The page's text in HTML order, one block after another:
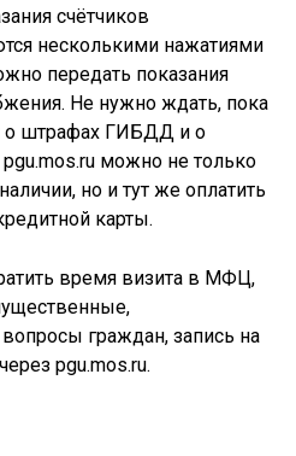
счётчиков
несколькими нажатиями
передать показания
Не нужно ждать, пока
о штрафах ГИБДД и о
pgu.mos.ru можно не только
но и тут же оплатить
карты.
время визита в МФЦ,
граждан, запись на
pgu.mos.ru.